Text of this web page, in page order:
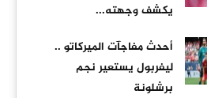
يكشف وجهته...
أحدث مفاجآت الميركاتو ..
ليفربول يستعير نجم
برشلونة